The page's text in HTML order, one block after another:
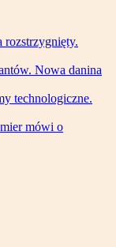
rozstrzygnięty.
Nowa danina
technologiczne.
mówi o